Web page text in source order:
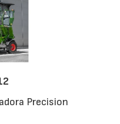
Precision